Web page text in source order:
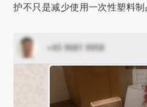
护不只是减少使用一次性塑料制